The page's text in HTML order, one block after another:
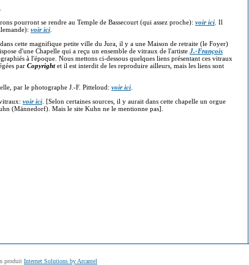
pourront se rendre au Temple de Bassecourt (qui assez proche): voir ici . Il
voir ici
cette magnifique petite ville du Jura, il y a une Maison de retraite (le Foyer)
d'une Chapelle qui a reçu un ensemble de vitraux de l'artiste J.-François
à l'époque. Nous mettons ci-dessous quelques liens présentant ces vitraux
par Copyrightet il est interdit de les reproduire ailleurs, mais les liens sont
par le photographe J.-F. Pitteloud: voir ici
voir ici . [Selon certaines sources, il y aurait dans cette chapelle un orgue
(Männedorf). Mais le site Kuhn ne le mentionne pas].
produit Internet Solutions by Arcantel